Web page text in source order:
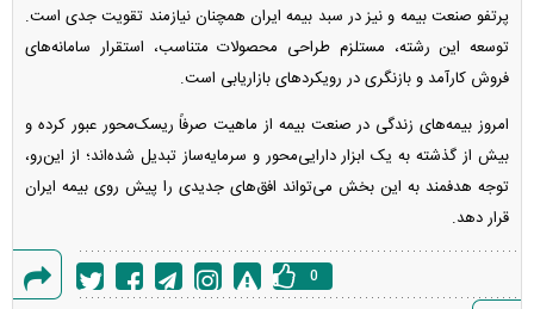
پرتفو صنعت بیمه و نیز در سبد بیمه ایران همچنان نیازمند تقویت جدی است.
توسعه این رشته، مستلزم طراحی محصولات متناسب، استقرار سامانه‌های
فروش کارآمد و بازنگری در رویکرد‌های بازاریابی است.
امروز بیمه‌های زندگی در صنعت بیمه از ماهیت صرفاً ریسک‌محور عبور کرده و
بیش از گذشته به یک ابزار دارایی‌محور و سرمایه‌ساز تبدیل شده‌اند؛ از این‌رو،
توجه هدفمند به این بخش می‌تواند افق‌های جدیدی را پیش روی بیمه ایران
قرار دهد.
0